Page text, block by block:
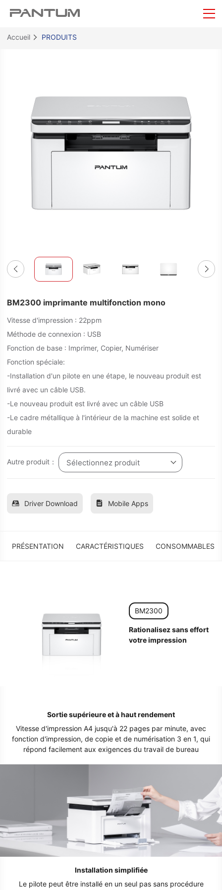
Accueil PRODUITS
BM2300 imprimante multifonction mono
Vitesse d'impression : 22ppm
Méthode de connexion : USB
Fonction de base : Imprimer, Copier, Numériser
Fonction spéciale:
-Installation d'un pilote en une étape, le nouveau produit est
livré avec un câble USB.
-Le nouveau produit est livré avec un câble USB
-Le cadre métallique à l'intérieur de la machine est solide et
durable
Autre produit： Sélectionnez produit
Driver Download Mobile Apps
PRÉSENTATION CARACTÉRISTIQUES CONSOMMABLES
BM2300
Rationalisez sans effort
votre impression
Sortie supérieure et à haut rendement
Vitesse d'impression A4 jusqu'à 22 pages par minute, avec
fonction d'impression, de copie et de numérisation 3 en 1, qui
répond facilement aux exigences du travail de bureau
Installation simplifiée
Le pilote peut être installé en un seul pas sans procédure